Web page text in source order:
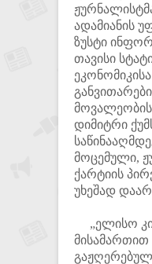
ადამიანის
ზუსტი
თავისი
დიმიტრი
მოცემული,
ქარტიის
უხეშად
„ელისო